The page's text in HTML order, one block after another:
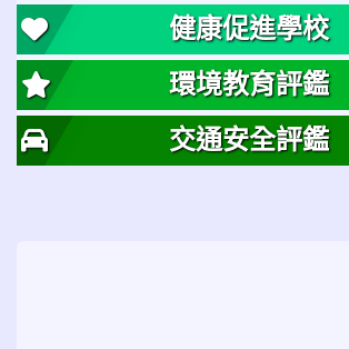
健康促進學校
環境教育評鑑
交通安全評鑑